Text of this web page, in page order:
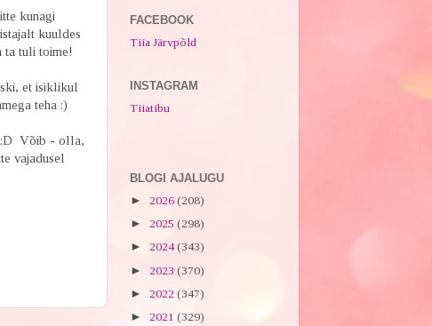
kunagi
kuuldes
ta tuli toime!
et isiklikul
teha :)
:D Võib - olla,
vajadusel
FACEBOOK
Tiia Järvpõld
INSTAGRAM
Tiiatibu
BLOGI AJALUGU
► 2026 (208)
► 2025 (298)
► 2024(343)
► 2023 (370)
► 2022 (347)
► 2021 (329)